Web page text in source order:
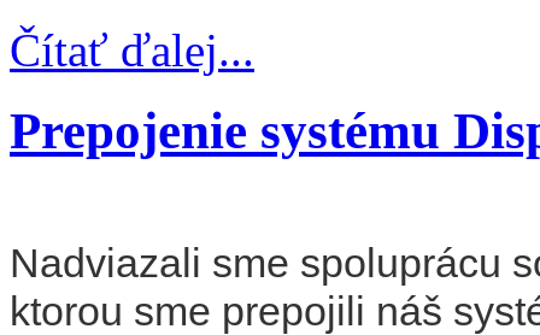
Čítať ďalej...
Prepojenie systému
Nadviazali sme spoluprácu
ktorou sme prepojili náš